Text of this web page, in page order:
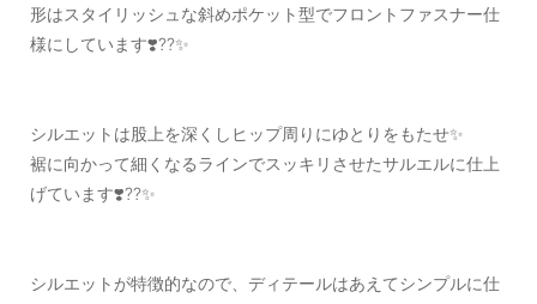
形はスタイリッシュな斜めポケット型でフロントファスナー仕
様にしています❣️??✨
シルエットは股上を深くしヒップ周りにゆとりをもたせ✨
裾に向かって細くなるラインでスッキリさせたサルエルに仕上
げています❣️??✨
シルエットが特徴的なので、ディテールはあえてシンプルに仕